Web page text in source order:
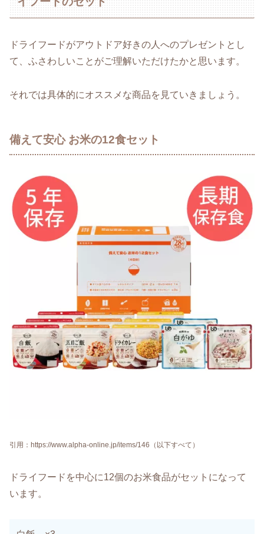
ドライフードがアウトドア好きの人へのプレゼントとし
て、ふさわしいことがご理解いただけたかと思います。
それでは具体的にオススメな商品を見ていきましょう。
備えて安心 お米の12食セット
引用：https://www.alpha-online.jp/items/146 （以下すべて）
ドライフードを中心に12個のお米食品がセットになって
います。